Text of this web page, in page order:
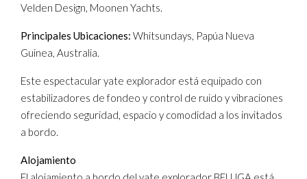
Velden Design, Moonen Yachts.
Principales Ubicaciones: Whitsundays, Papúa Nueva
Guinea, Australia.
Este espectacular yate explorador está equipado con
estabilizadores de fondeo y control de ruido y vibraciones
ofreciendo seguridad, espacio y comodidad a los invitados
a bordo.
Alojamiento